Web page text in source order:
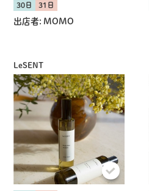
30日 31日
出店者: MOMO
LeSENT